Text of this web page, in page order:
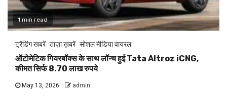
1 min read
ट्रेंडिंग खबरें ताज़ा ख़बरें सोशल मीडिया वायरल
ऑटोमेटिक गियरबॉक्स के साथ लॉन्च हुई Tata Altroz iCNG,
कीमत सिर्फ 8.70 लाख रुपये
May 13, 2026 admin